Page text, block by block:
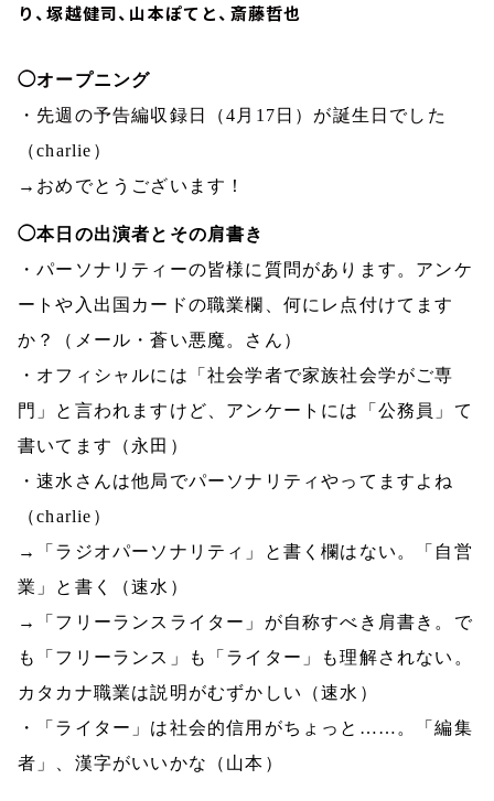
り、塚越健司、山本ぽてと、斎藤哲也
◯オープニング
・先週の予告編収録日（4 月 17 日）が誕生日でした
（charlie ）
→おめでとうございます！
◯本日の出演者とその肩書き
・パーソナリティーの皆様に質問があります。アンケ
ートや入出国カードの職業欄、何にレ点付けてます
か？（メール・蒼い悪魔。さん）
・オフィシャルには「社会学者で家族社会学がご専
門」と言われますけど、アンケートには「公務員」て
書いてます（永田）
・速水さんは他局でパーソナリティやってますよね
（charlie ）
→「ラジオパーソナリティ」と書く欄はない。「自営
業」と書く（速水）
→「フリーランスライター」が自称すべき肩書き。で
も「フリーランス」も「ライター」も理解されない。
カタカナ職業は説明がむずかしい（速水）
・「ライター」は社会的信用がちょっと……。「編集
者」、漢字がいいかな（山本）